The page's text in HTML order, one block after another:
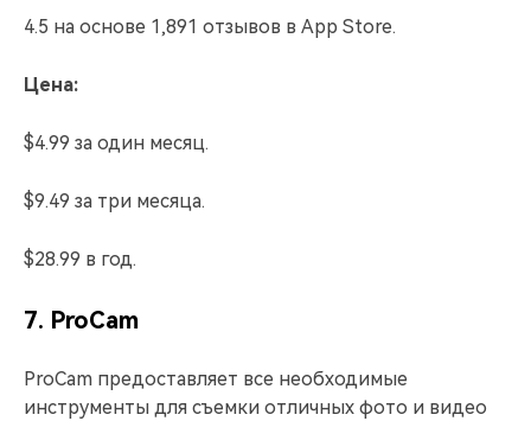
4.5 на основе 1,891 отзывов в App Store.
Цена:
$4.99 за один месяц.
$9.49 за три месяца.
$28.99 в год.
7. ProCam
ProCam предоставляет все необходимые
инструменты для съемки отличных фото и видео